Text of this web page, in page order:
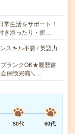
常生活をサポート！
き添ったり・折…
スキル不要 / 英語力
ランクOK★履歴書
保険完備＼…
50代
60代